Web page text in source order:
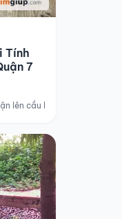
Tính
7
lên cầu Phú Mỹ, Quận 7